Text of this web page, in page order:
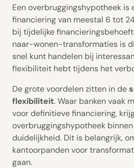
Een overbruggingshypotheek is
financiering van meestal 6 tot
bij tijdelijke
naar-wonen-transformaties is
snel kunt handelen bij
flexibiliteit hebt tijdens het
De grote voordelen zitten in de
flexibiliteit. Waar banken vaak
voor definitieve financiering,
overbruggingshypotheek
duidelijkheid. Dit is belangrijk,
kantoorpanden voor
gaan.